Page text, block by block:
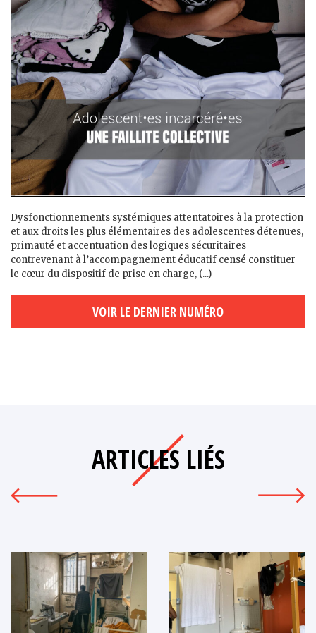
Dysfonctionnements systémiques attentatoires à la protection
et aux droits les plus élémentaires des adolescent·es détenu·es,
primauté et accentuation des logiques sécuritaires
contrevenant à l’accompagnement éducatif censé constituer
le cœur du dispositif de prise en charge, (...)
VOIR LE DERNIER NUMÉRO
ARTICLES LIÉS